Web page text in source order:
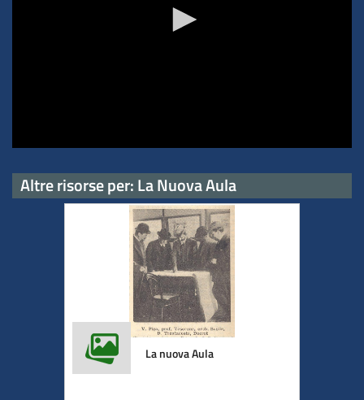
Altre risorse per: La Nuova Aula
La nuova Aula